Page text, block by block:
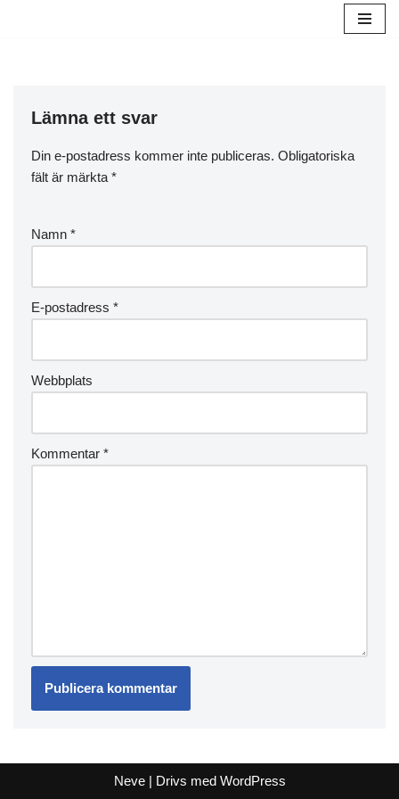
Lämna ett svar
Din e-postadress kommer inte publiceras. Obligatoriska
fält är märkta *
Namn *
E-postadress *
Webbplats
Kommentar *
Neve| Drivs med WordPress